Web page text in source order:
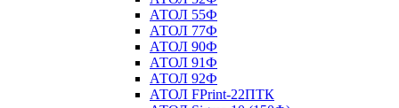
АТОЛ 55Ф
АТОЛ 77Ф
АТОЛ 90Ф
АТОЛ 91Ф
АТОЛ 92Ф
АТОЛ FPrint-22ПТК